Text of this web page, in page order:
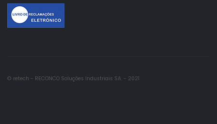
© retech - RECONCO Soluções Industriais SA. - 2021